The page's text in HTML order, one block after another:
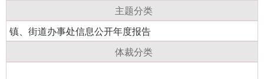
主题分类
镇、街道办事处信息公开年度报告
体裁分类